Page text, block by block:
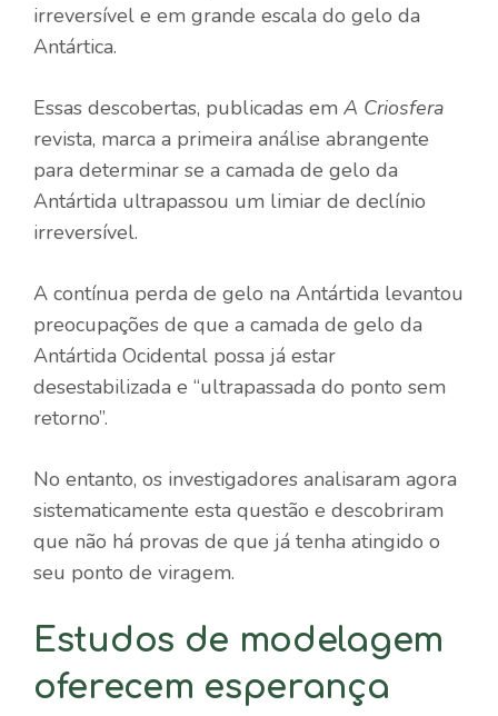
irreversível e em grande escala do gelo da
Antártica.
Essas descobertas, publicadas em A Criosfera
revista, marca a primeira análise abrangente
para determinar se a camada de gelo da
Antártida ultrapassou um limiar de declínio
irreversível.
A contínua perda de gelo na Antártida levantou
preocupações de que a camada de gelo da
Antártida Ocidental possa já estar
desestabilizada e “ultrapassada do ponto sem
retorno”.
No entanto, os investigadores analisaram agora
sistematicamente esta questão e descobriram
que não há provas de que já tenha atingido o
seu ponto de viragem.
Estudos de modelagem
oferecem esperança